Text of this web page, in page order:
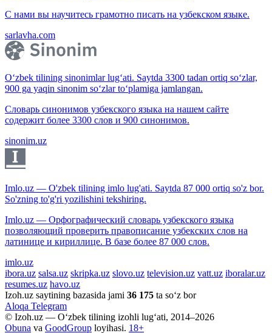
С нами вы научитесь грамотно писать на узбекском языке.
sarlavha.com
O‘zbek tilining sinonimlar lug‘ati. Saytda 3300 tadan ortiq so‘zlar,
900 ga yaqin sinonim so‘zlar to‘plamiga jamlangan.
Словарь синонимов узбекского языка на нашем сайте
содержит более 3300 слов и 900 синонимов.
sinonim.uz
Imlo.uz — O'zbek tilining imlo lug'ati. Saytda 87 000 ortiq so'z bor.
So'zning to'g'ri yozilishini tekshiring.
Imlo.uz — Орфографический словарь узбекского языка
позволяющий проверить правописание узбекских слов на
латинице и кириллице. В базе более 87 000 слов.
imlo.uz
ibora.uz salsa.uz skripka.uz slovo.uz television.uz vatt.uz iboralar.uz
resumes.uz havo.uz
Izoh.uz saytining bazasida jami 36 175 ta so‘z bor
Aloqa Telegram
© Izoh.uz — O‘zbek tilining izohli lug‘ati, 2014–2026
Obuna va GoodGroup loyihasi. 18+